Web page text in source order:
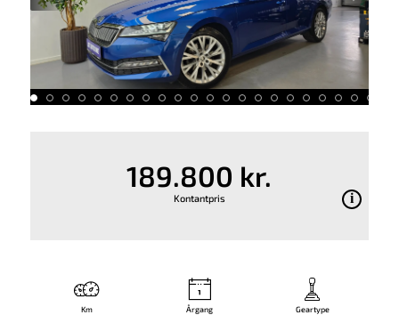
189.800 kr.
Kontantpris
Km Årgang Geartype